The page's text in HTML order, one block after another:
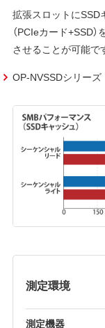
拡張スロットにSSD
（PCIeカード+SSD
させることが可能で
OP-NVSSDシリーズ
測定環境
測定機器